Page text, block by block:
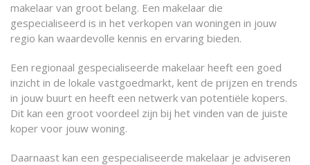
makelaar van groot belang. Een makelaar die
gespecialiseerd is in het verkopen van woningen in jouw
regio kan waardevolle kennis en ervaring bieden.
Een regionaal gespecialiseerde makelaar heeft een goed
inzicht in de lokale vastgoedmarkt, kent de prijzen en trends
in jouw buurt en heeft een netwerk van potentiële kopers.
Dit kan een groot voordeel zijn bij het vinden van de juiste
koper voor jouw woning.
Daarnaast kan een gespecialiseerde makelaar je adviseren